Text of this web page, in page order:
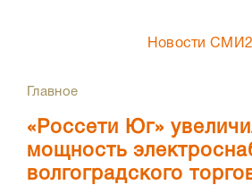
Новости СМИ2
Главное
«Россети Юг»
мощность
волгоградского